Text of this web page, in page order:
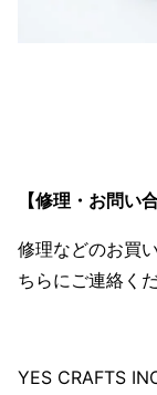
【修理・お問い
修理などのお買
ちらにご連絡くだ
YES CRAFTS